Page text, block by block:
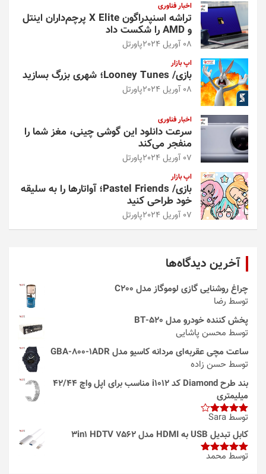
اخبار فناوری
تراشه اسنپدراگون X Elite پرچم‌داران اینتل
و AMD را شکست داد
08 آوریل 2024 پاورتل
اپ بازار
بازی/ Looney Tunes؛ شهری بزرگ بسازید
08 آوریل 2024 پاورتل
اخبار فناوری
سرعت دانلود این گوشی چینی، مغز شما را
منفجر می‌کند
07 آوریل 2024 پاورتل
اپ بازار
بازی/ Pastel Friends؛ آواتارها را به سلیقه
خود طراحی کنید
07 آوریل 2024 پاورتل
آخرین دیدگاه‌ها
چراغ روشنایی گازی لوموگاز مدل C200
توسط رضا
پخش کننده خودرو مدل 520-BT
توسط محسن پاشایی
ساعت مچی عقربه‌ای مردانه کاسیو مدل GBA-800-1ADR
توسط حسن زاده
بند طرح Diamond کد i1012 مناسب برای اپل واچ 42/44
میلیمتری
امتیاز4
از 5
توسط Sara
کابل تبدیل USB به HDMI مدل 3in1 HDTV 7562
امتیاز5از
توسط محمد